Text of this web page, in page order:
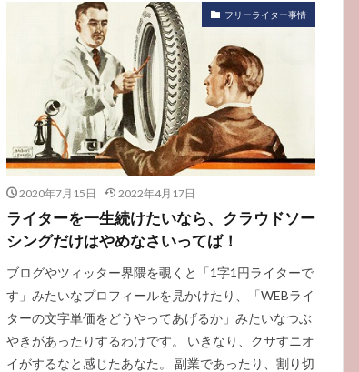
フリーライター事情
2020年7月15日 2022年4月17日
ライターを一生続けたいなら、クラウドソー
シングだけはやめなさいってば！
ブログやツィッター界隈を覗くと「1字1円ライターで
す」みたいなプロフィールを見かけたり、「WEBライ
ターの文字単価をどうやってあげるか」みたいなつぶ
やきがあったりするわけです。 いきなり、クサすニオ
イがするなと感じたあなた。 副業であったり、割り切